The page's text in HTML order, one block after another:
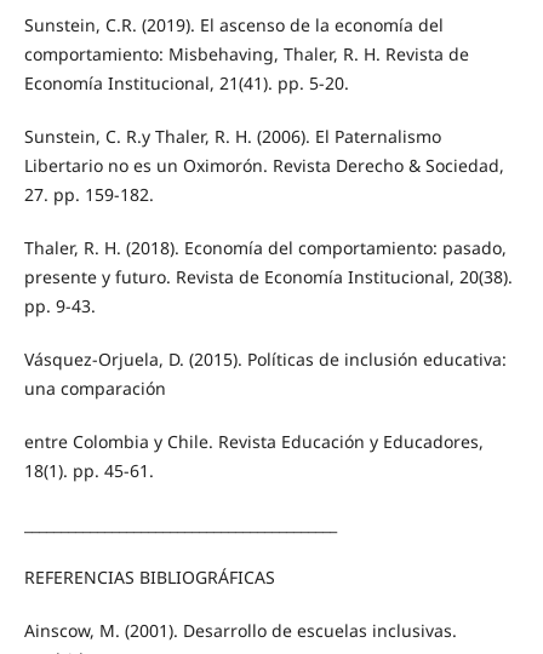
Sunstein, C.R. (2019). El ascenso de la economía del
comportamiento: Misbehaving, Thaler, R. H. Revista de
Economía Institucional, 21(41). pp. 5-20.
Sunstein, C. R.y Thaler, R. H. (2006). El Paternalismo
Libertario no es un Oximorón. Revista Derecho & Sociedad,
27. pp. 159-182.
Thaler, R. H. (2018). Economía del comportamiento: pasado,
presente y futuro. Revista de Economía Institucional, 20(38).
pp. 9-43.
Vásquez-Orjuela, D. (2015). Políticas de inclusión educativa:
una comparación
entre Colombia y Chile. Revista Educación y Educadores,
18(1). pp. 45-61.
REFERENCIAS BIBLIOGRÁFICAS
Ainscow, M. (2001). Desarrollo de escuelas inclusivas.